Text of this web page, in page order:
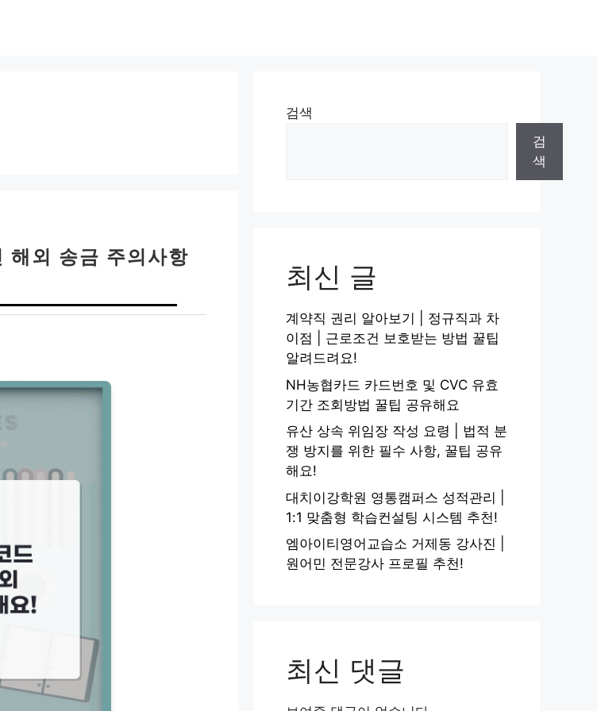
해외 송금 주의사항
검색
검
색
최신 글
계약직 권리 알아보기 | 정규직과 차
이점 | 근로조건 보호받는 방법 꿀팁
알려드려요!
NH농협카드 카드번호 및 CVC 유효
기간 조회방법 꿀팁 공유해요
유산 상속 위임장 작성 요령 | 법적 분
쟁 방지를 위한 필수 사항, 꿀팁 공유
해요!
대치이강학원 영통캠퍼스 성적관리 |
1:1 맞춤형 학습컨설팅 시스템 추천!
엠아이티영어교습소 거제동 강사진 |
원어민 전문강사 프로필 추천!
최신 댓글